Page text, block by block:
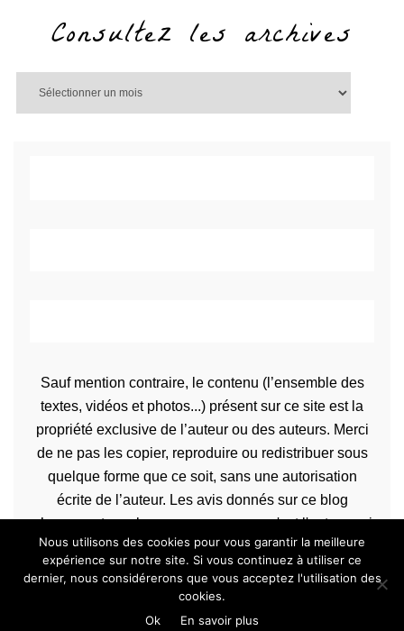
Consultez les archives
Sauf mention contraire, le contenu (l’ensemble des
textes, vidéos et photos...) présent sur ce site est la
propriété exclusive de l’auteur ou des auteurs. Merci
de ne pas les copier, reproduire ou redistribuer sous
quelque forme que ce soit, sans une autorisation
écrite de l’auteur. Les avis donnés sur ce blog
n’engagent que la propre personne qu'est l'auteur qui
les rédige.
Copyrights Bien dans sa peau © 2013-2020 Tous droits réservés
Nous utilisons des cookies pour vous garantir la meilleure
expérience sur notre site. Si vous continuez à utiliser ce
dernier, nous considérerons que vous acceptez l'utilisation des
cookies.
Ok
En savoir plus